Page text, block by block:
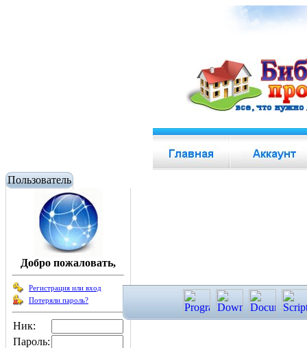
Пользователь
Добро пожаловать,
Регистрация или вход
Потеряли пароль?
Ник:
Пароль: